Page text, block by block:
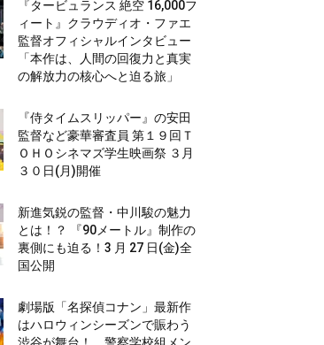
『タービュランス 絶空 16,000フ
ィート』クラウディオ・ファエ
監督オフィシャルインタビュー
「本作は、人間の回復力と真実
の解放力の核心へと迫る旅」
『侍タイムスリッパー』の安田
監督など豪華審査員 第１９回Ｔ
ＯＨＯシネマズ学生映画祭 ３月
３０日(月)開催
新進気鋭の監督・中川駿の魅力
とは！？ 『90メートル』制作の
裏側にも迫る！3 月 27 日(金)全
国公開
劇場版「名探偵コナン」最新作
はハロウィンシーズンで賑わう